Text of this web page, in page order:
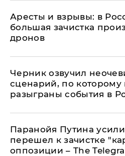
Аресты и взрывы: в
большая зачистка
дронов
Черник озвучил
сценарий, по которому
разыграны события в
Паранойя Путина
перешел к зачистке
оппозиции – The